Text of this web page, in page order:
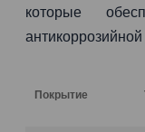
которые
Покрытие